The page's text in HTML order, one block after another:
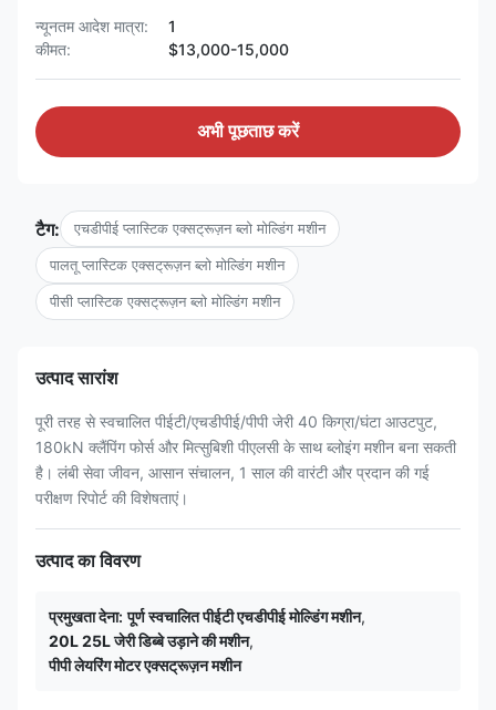
न्यूनतम आदेश मात्रा:
1
कीमत:
$13,000-15,000
अभी पूछताछ करें
टैग: एचडीपीई प्लास्टिक एक्सट्रूज़न ब्लो मोल्डिंग मशीन
पालतू प्लास्टिक एक्सट्रूज़न ब्लो मोल्डिंग मशीन
पीसी प्लास्टिक एक्सट्रूज़न ब्लो मोल्डिंग मशीन
उत्पाद सारांश
पूरी तरह से स्वचालित पीईटी/एचडीपीई/पीपी जेरी 40 किग्रा/घंटा आउटपुट,
180kN क्लैंपिंग फोर्स और मित्सुबिशी पीएलसी के साथ ब्लोइंग मशीन बना सकती
है। लंबी सेवा जीवन, आसान संचालन, 1 साल की वारंटी और प्रदान की गई
परीक्षण रिपोर्ट की विशेषताएं।
उत्पाद का विवरण
प्रमुखता देना: पूर्ण स्वचालित पीईटी एचडीपीई मोल्डिंग मशीन,
20L 25L जेरी डिब्बे उड़ाने की मशीन,
पीपी लेयरिंग मोटर एक्सट्रूज़न मशीन